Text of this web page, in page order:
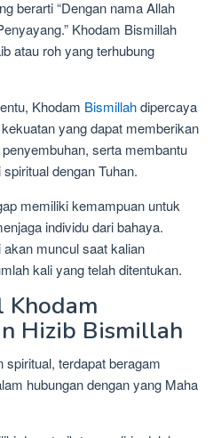
berarti “Dengan nama Allah
Khodam Bismillah
atau roh yang terhubung
Khodam Bismillahdipercaya
yang dapat memberikan
serta membantu
dengan Tuhan.
memiliki kemampuan untuk
individu dari bahaya.
muncul saat kalian
kali yang telah ditentukan.
Khodam
Hizib Bismillah
spiritual, terdapat beragam
hubungan dengan yang Maha